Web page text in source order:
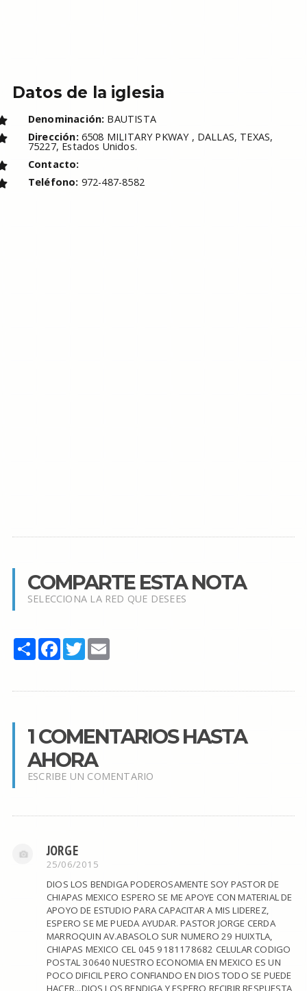
Datos de la iglesia
Denominación: BAUTISTA
Dirección: 6508 MILITARY PKWAY , DALLAS, TEXAS,
75227, Estados Unidos.
Contacto:
Teléfono: 972-487-8582
COMPARTE ESTA NOTA
SELECCIONA LA RED QUE DESEES
Share Facebook
TwitterEmail
1 COMENTARIOS HASTA
AHORA
ESCRIBE UN COMENTARIO
JORGE
25/06/2015
DIOS LOS BENDIGA PODEROSAMENTE SOY PASTOR DE
CHIAPAS MEXICO ESPERO SE ME APOYE CON MATERIAL DE
APOYO DE ESTUDIO PARA CAPACITAR A MIS LIDEREZ,
ESPERO SE ME PUEDA AYUDAR. PASTOR JORGE CERDA
MARROQUIN AV.ABASOLO SUR NUMERO 29 HUIXTLA,
CHIAPAS MEXICO CEL 045 9181178682 CELULAR CODIGO
POSTAL 30640 NUESTRO ECONOMIA EN MEXICO ES UN
POCO DIFICIL PERO CONFIANDO EN DIOS TODO SE PUEDE
HACER...DIOS LOS BENDIGA Y ESPERO RECIBIR RESPUESTA